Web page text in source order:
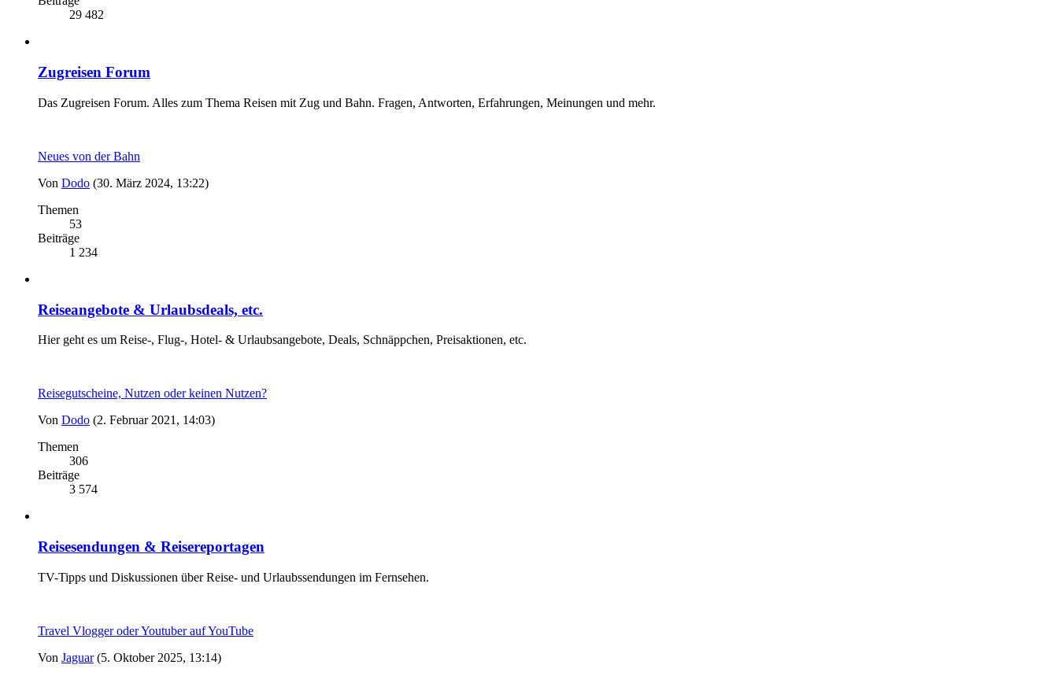
29 482
Zugreisen Forum
Das Zugreisen Forum. Alles zum Thema Reisen mit Zug und Bahn. Fragen, Antworten, Erfahrungen, Meinungen und mehr.
Neues von der Bahn
Von Dodo (30. März 2024, 13:22)
Themen
53
Beiträge
1 234
Reiseangebote & Urlaubsdeals, etc.
Hier geht es um Reise-, Flug-, Hotel- & Urlaubsangebote, Deals, Schnäppchen, Preisaktionen, etc.
Reisegutscheine, Nutzen oder keinen Nutzen?
Von Dodo (2. Februar 2021, 14:03)
Themen
306
Beiträge
3 574
Reisesendungen & Reisereportagen
TV-Tipps und Diskussionen über Reise- und Urlaubssendungen im Fernsehen.
Travel Vlogger oder Youtuber auf YouTube
Von Jaguar (5. Oktober 2025, 13:14)